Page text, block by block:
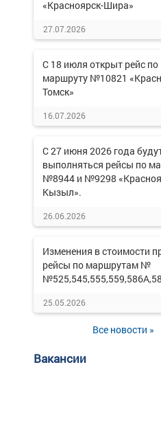
«Красноярск-Шира»
27.07.2026
С 18 июля открыт рейс по
маршруту №10821
Томск»
16.07.2026
С 27 июня 2026 года
выполняться рейсы по
№8944 и №9298
Кызыл».
26.06.2026
Изменения в стоимости
рейсы по маршрутам №
25.05.2026
Все новости »
Вакансии